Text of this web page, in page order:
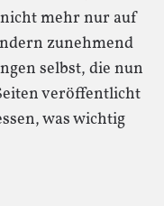
mehr nur auf
zunehmend
selbst, die nun
veröffentlicht
was wichtig